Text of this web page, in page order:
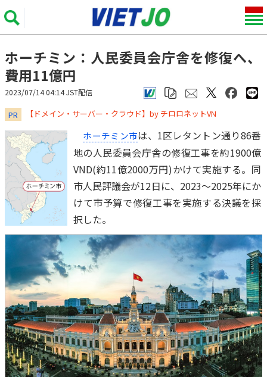
ホーチミン：人民委員会庁舎を修復へ、
費用11億円
2023/07/14 04:14 JST配信
PR ​​​​​​​【ドメイン・サーバー・クラウド】by チロロネットVN
ホーチミン市は、1区レタントン通り86番
地の人民委員会庁舎の修復工事を約1900億
VND(約11億2000万円)かけて実施する。同
市人民評議会が12日に、2023～2025年にか
けて市予算で修復工事を実施する決議を採
択した。